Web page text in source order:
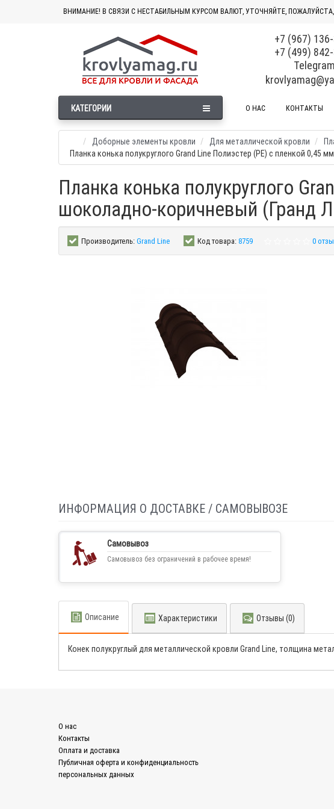
ВНИМАНИЕ! В СВЯЗИ С НЕСТАБИЛЬНЫМ КУРСОМ ВАЛЮТ, УТОЧНЯЙТЕ,
+7 (967)
+7 (499)
Telegram
КАТЕГОРИИ О НАС КОНТАКТЫ
Доборные элементы кровли Для металлической кровли
Планка конька полукруглого Grand Line Полиэстер (PE) с пленкой 0,45
Планка конька полукруглого
шоколадно-коричневый (Гранд
Производитель:Grand Line Код товара:8759 0
ИНФОРМАЦИЯ О ДОСТАВКЕ / САМОВЫВОЗЕ
Самовывоз
Самовывоз без ограничений в рабочее время!
Описание Характеристики Отзывы (0)
Конек полукруглый для металлической кровли Grand Line, толщина
О нас
Контакты
Оплата и доставка
Публичная оферта и конфиденциальность
персональных данных